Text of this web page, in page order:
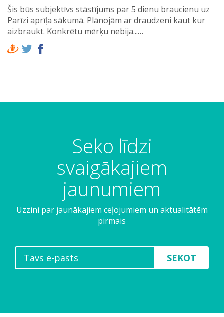
Šis būs subjektīvs stāstījums par 5 dienu braucienu uz
Parīzi aprīļa sākumā. Plānojām ar draudzeni kaut kur
aizbraukt. Konkrētu mērķu nebija...…
Seko līdzi
svaigākajiem
jaunumiem
Uzzini par jaunākajiem ceļojumiem un aktualitātēm
pirmais
SEKOT